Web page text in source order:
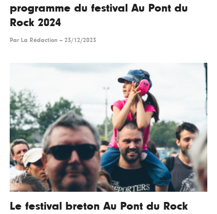
programme du festival Au Pont du
Rock 2024
Par La Rédaction -- 23/12/2023
Le festival breton Au Pont du Rock